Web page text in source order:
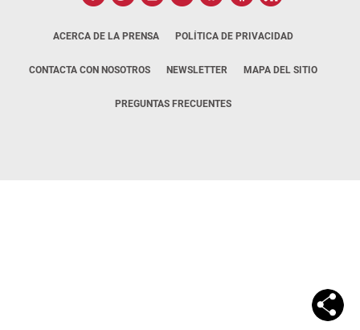
ACERCA DE LA PRENSA POLÍTICA DE PRIVACIDAD
CONTACTA CON NOSOTROS NEWSLETTER MAPA DEL SITIO
PREGUNTAS FRECUENTES